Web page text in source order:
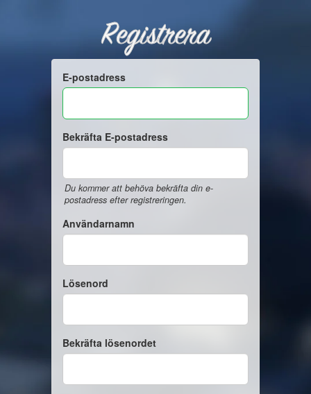
Registrera
E-postadress
Bekräfta E-postadress
Du kommer att behöva bekräfta din e-
postadress efter registreringen.
Användarnamn
Lösenord
Bekräfta lösenordet